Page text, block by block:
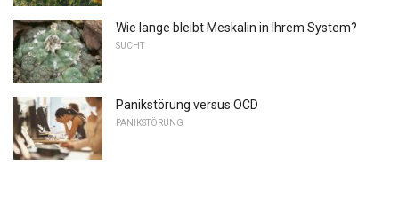
Wie lange bleibt Meskalin in Ihrem System?
SUCHT
Panikstörung versus OCD
PANIKSTÖRUNG